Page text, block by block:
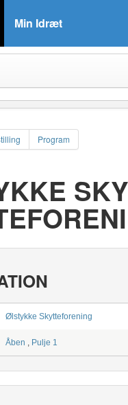
Min Idræt
Program
Ølstykke Skytteforening
Åben , Pulje 1